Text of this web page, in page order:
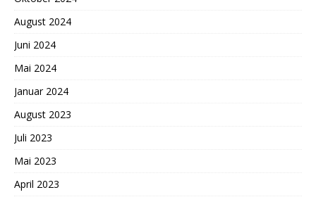
August 2024
Juni 2024
Mai 2024
Januar 2024
August 2023
Juli 2023
Mai 2023
April 2023